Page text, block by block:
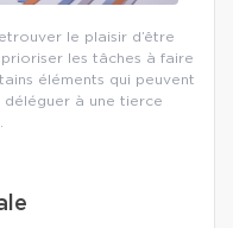
le plaisir d’être
les tâches à faire
éléments qui peuvent
à une tierce